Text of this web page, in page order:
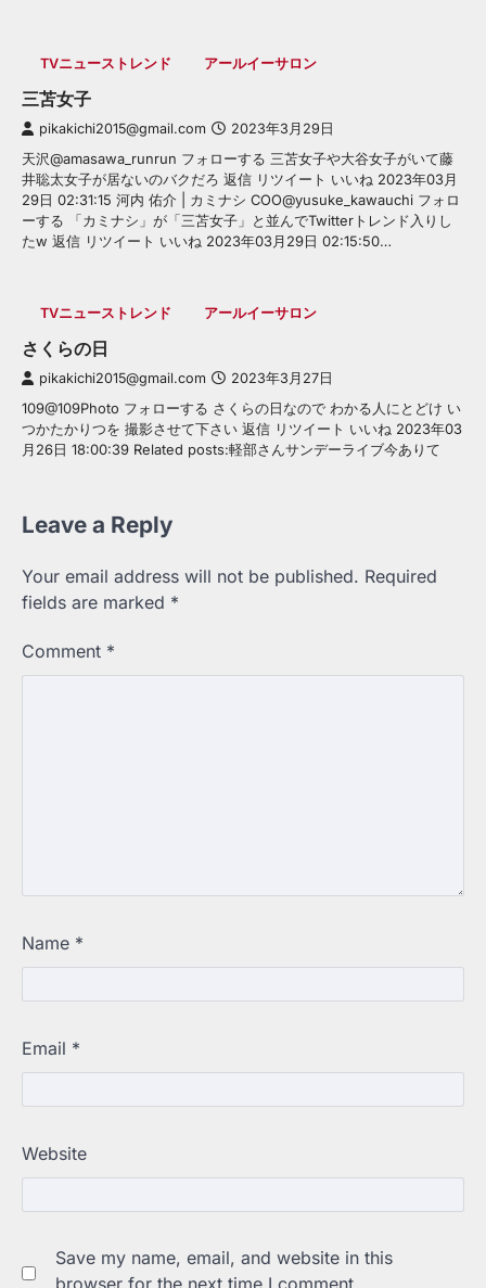
TVニューストレンド アールイーサロン
三苫女子
pikakichi2015@gmail.com 2023年3月29日
天沢@amasawa_runrun フォローする 三苫女子や大谷女子がいて藤
井聡太女子が居ないのバクだろ 返信 リツイート いいね 2023年03月
29日 02:31:15 河内 佑介 | カミナシ COO@yusuke_kawauchi フォロ
ーする 「カミナシ」が「三苫女子」と並んでTwitterトレンド入りし
たw 返信 リツイート いいね 2023年03月29日 02:15:50…
TVニューストレンド アールイーサロン
さくらの日
pikakichi2015@gmail.com 2023年3月27日
109@109Photo フォローする さくらの日なので わかる人にとどけ い
つかたかりつを 撮影させて下さい 返信 リツイート いいね 2023年03
月26日 18:00:39 Related posts:軽部さんサンデーライブ今ありて
Leave a Reply
Your email address will not be published. Required
fields are marked *
Comment *
Name *
Email *
Website
Save my name, email, and website in this
browser for the next time I comment.